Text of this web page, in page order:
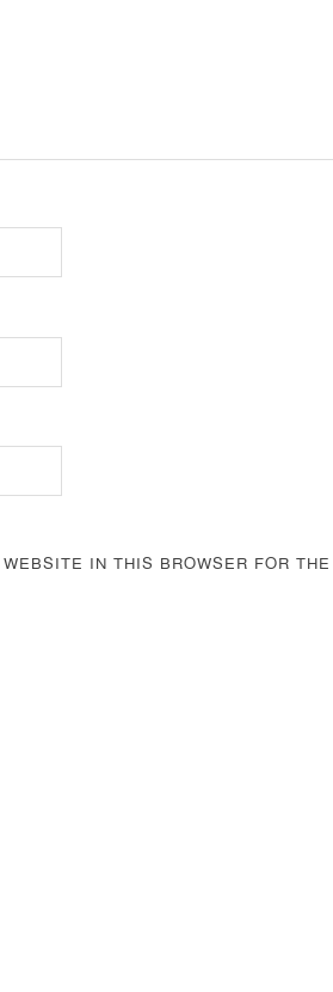
IN THIS BROWSER FOR